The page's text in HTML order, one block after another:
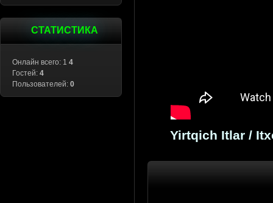
СТАТИСТИКА
Онлайн всего: 1 4
Гостей: 4
Пользователей: 0
Yirtqich Itlar /